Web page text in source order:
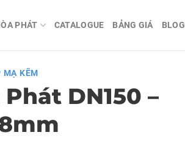
PHÁT CATALOGUE BẢNG GIÁ BLOG
MẠ KẼM
DN150 –